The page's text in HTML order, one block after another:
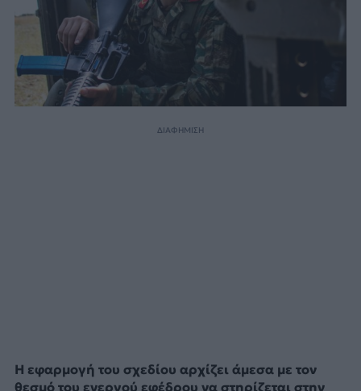
ΔΙΑΦΗΜΙΣΗ
Η εφαρμογή του σχεδίου αρχίζει άμεσα με τον
θεσμό του ενεργού εφέδρου να στηρίζεται στην